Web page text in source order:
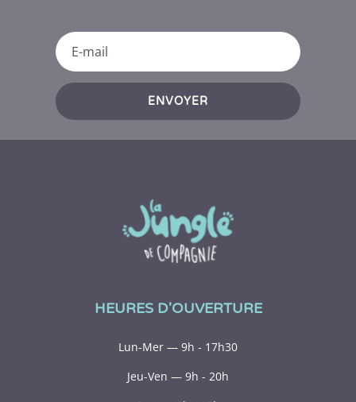
ENVOYER
HEURES D'OUVERTURE
Lun-Mer — 9h - 17h30
Jeu-Ven — 9h - 20h